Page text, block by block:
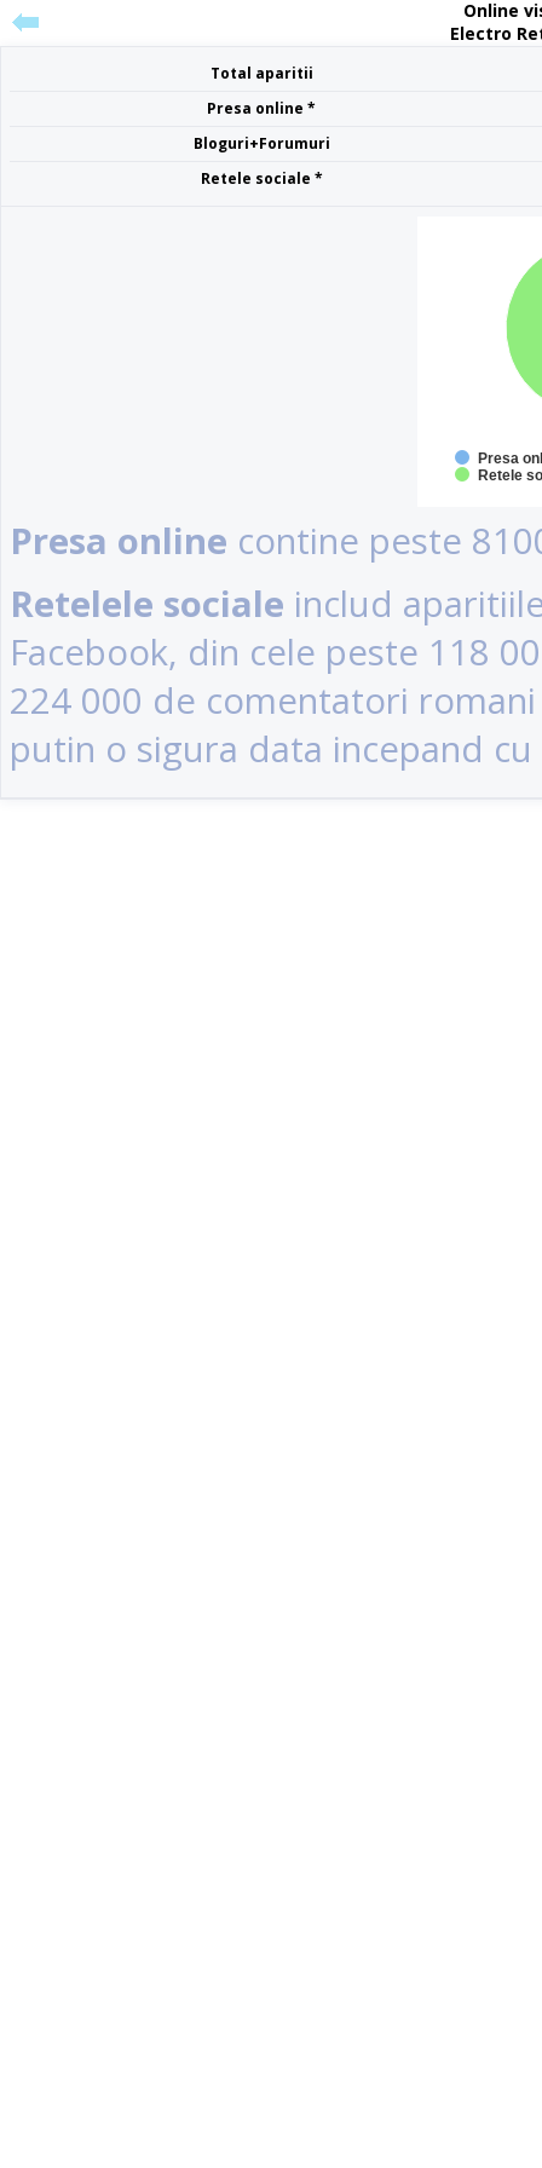
Online
Electro
Total aparitii
Presa online *
Bloguri+Forumuri
Retele sociale *
Presa
Retele
Presa online contine peste
Retelele sociale includ
Facebook, din cele peste 118
224 000 de comentatori
putin o sigura data incepand